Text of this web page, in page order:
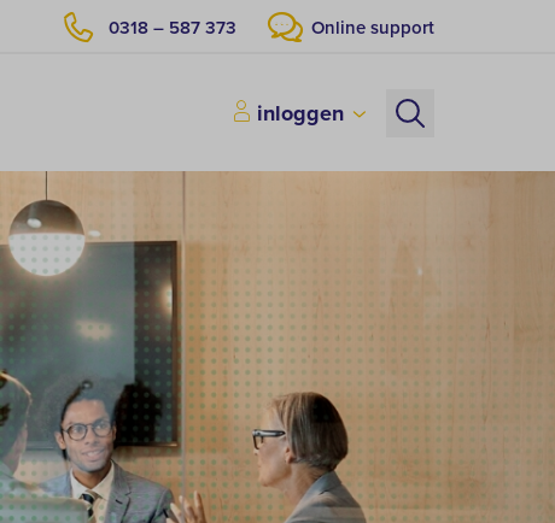
0318 – 587 373 Online support
inloggen